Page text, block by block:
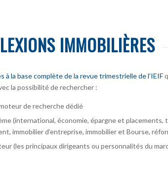
IMMOBILIÈRES
à la base complète de la revue trimestrielle de l’IEIF
la possibilité de rechercher :
de recherche dédié
(international, économie, épargne et placements,
immobilier d’entreprise, immobilier et Bourse,
(les principaux dirigeants ou personnalités du